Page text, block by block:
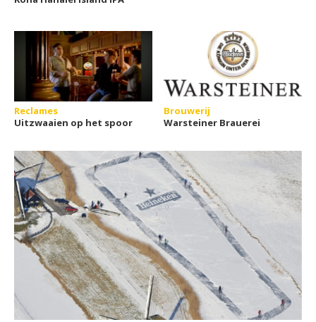
Reclames
Uitzwaaien op het spoor
Brouwerij
Warsteiner Brauerei